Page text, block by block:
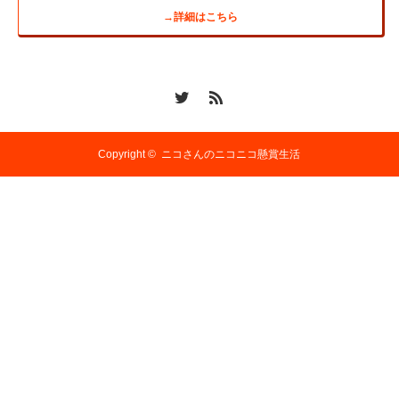
→詳細はこちら
Copyright © ニコさんのニコニコ懸賞生活